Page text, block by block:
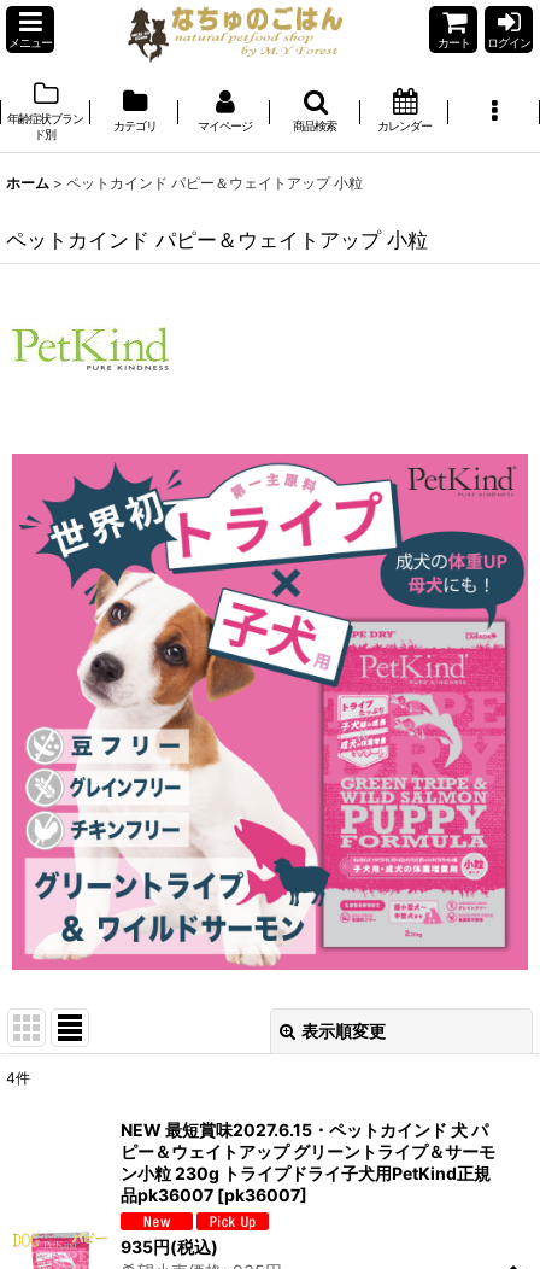
メニュー カート ログイン
年齢症状ブラン
ド別
カテゴリ マイページ 商品検索 カレンダー
ホーム > ペットカインド パピー＆ウェイトアップ 小粒
ペットカインド パピー＆ウェイトアップ 小粒
表示順変更
4件
NEW 最短賞味2027.6.15・ペットカインド 犬 パ
ピー＆ウェイトアップ グリーントライプ＆サーモ
ン小粒 230g トライプドライ子犬用PetKind正規
品pk36007 [pk36007]
935円(税込)